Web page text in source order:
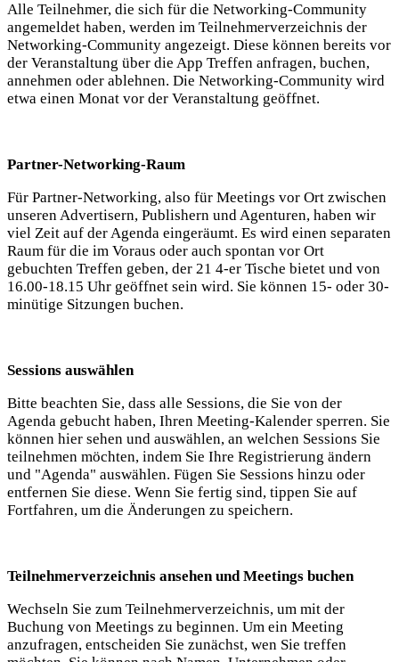
Alle Teilnehmer, die sich für die Networking-Community
angemeldet haben, werden im Teilnehmerverzeichnis der
Networking-Community angezeigt. Diese können bereits vor
der Veranstaltung über die App Treffen anfragen, buchen,
annehmen oder ablehnen. Die Networking-Community wird
etwa einen Monat vor der Veranstaltung geöffnet.
Partner-Networking-Raum
Für Partner-Networking, also für Meetings vor Ort zwischen
unseren Advertisern, Publishern und Agenturen, haben wir
viel Zeit auf der Agenda eingeräumt. Es wird einen separaten
Raum für die im Voraus oder auch spontan vor Ort
gebuchten Treffen geben, der 21 4-er Tische bietet und von
16.00-18.15 Uhr geöffnet sein wird. Sie können 15- oder 30-
minütige Sitzungen buchen.
Sessions auswählen
Bitte beachten Sie, dass alle Sessions, die Sie von der
Agenda gebucht haben, Ihren Meeting-Kalender sperren. Sie
können hier sehen und auswählen, an welchen Sessions Sie
teilnehmen möchten, indem Sie Ihre Registrierung ändern
und "Agenda" auswählen. Fügen Sie Sessions hinzu oder
entfernen Sie diese. Wenn Sie fertig sind, tippen Sie auf
Fortfahren, um die Änderungen zu speichern.
Teilnehmerverzeichnis ansehen und Meetings buchen
Wechseln Sie zum Teilnehmerverzeichnis, um mit der
Buchung von Meetings zu beginnen. Um ein Meeting
anzufragen, entscheiden Sie zunächst, wen Sie treffen